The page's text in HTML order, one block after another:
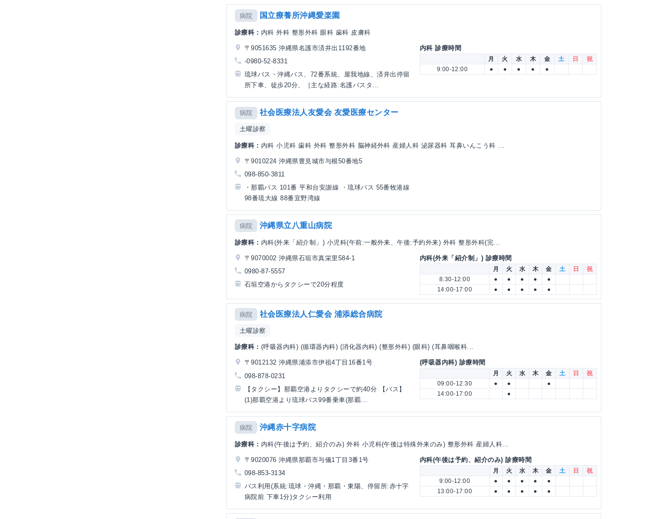
病院 国立療養所沖縄愛楽園
診療科： 内科 外科 整形外科 眼科 歯科 皮膚科
〒9051635 沖縄県名護市済井出1192番地
-0980-52-8331
琉球バス・沖縄バス、72番系統、屋我地線、済井出停留
所下車、徒歩20分、［主な経路:名護バスタ...
内科 診療時間
月 火 水 木 金 土 日
祝
9:00-12:00
● ● ● ● ●
病院 社会医療法人友愛会 友愛医療センター
土曜診察
診療科： 内科 小児科 歯科 外科 整形外科 脳神経外科 産婦人科 泌尿器科 耳鼻いんこう科 ...
〒9010224 沖縄県豊見城市与根50番地5
098-850-3811
・那覇バス 101番 平和台安謝線 ・琉球バス 55番牧港線
98番琉大線 88番宜野湾線
病院 沖縄県立八重山病院
診療科： 内科(外来「紹介制」) 小児科(午前:一般外来、午後:予約外来) 外科 整形外科(完...
〒9070002 沖縄県石垣市真栄里584-1
0980-87-5557
石垣空港からタクシーで20分程度
内科(外来「紹介制」) 診療時間
月 火 水 木 金 土 日
祝
8:30-12:00
● ● ● ●
●
14:00-17:00
● ● ● ● ●
病院 社会医療法人仁愛会 浦添総合病院
土曜診察
診療科： (呼吸器内科) (循環器内科) (消化器内科) (整形外科) (眼科) (耳鼻咽喉科...
〒9012132 沖縄県浦添市伊祖4丁目16番1号
098-878-0231
【タクシー】那覇空港よりタクシーで約40分 【バス】
(1)那覇空港より琉球バス99番乗車(那覇...
(呼吸器内科) 診療時間
月 火 水 木 金 土 日
祝
09:00-12:30
● ●
●
14:00-17:00
●
病院 沖縄赤十字病院
診療科： 内科(午後は予約、紹介のみ) 外科 小児科(午後は特殊外来のみ) 整形外科 産婦人科...
〒9020076 沖縄県那覇市与儀1丁目3番1号
098-853-3134
バス利用(系統:琉球・沖縄・那覇・東陽、停留所:赤十字
病院前 下車1分)タクシー利用
内科(午後は予約、紹介のみ) 診療時間
月 火 水 木 金 土 日
祝
9:00-12:00
● ● ● ●
●
13:00-17:00
● ● ● ● ●